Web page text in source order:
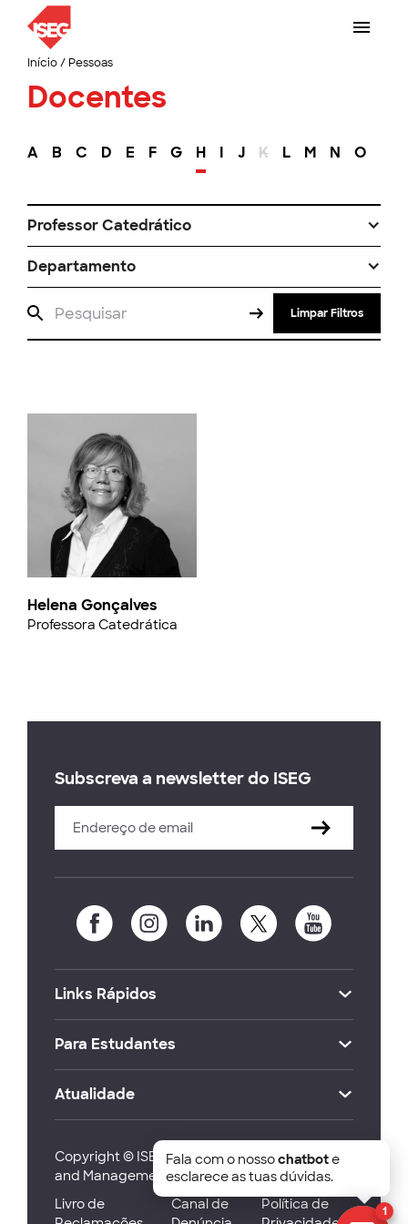
Início/ Pessoas
Docentes
A B C D E F G H I J K L M N O
Professor Catedrático
Departamento
Limpar Filtros
Helena Gonçalves
Professora Catedrática
Subscreva a newsletter do ISEG
Links Rápidos
Para Estudantes
Atualidade
Copyright © ISEG Lisbon School of Economics
and Management 2026
Livro de
Canal de
Política de
1
Fala com o nossochatbote
esclarece as tuas dúvidas.